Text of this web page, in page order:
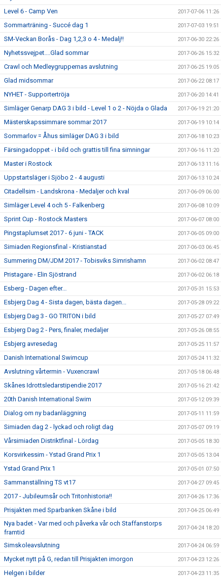
Level 6 - Camp Ven 2017-07-06 11:26
Sommarträning - Succé dag 1 2017-07-03 19:51
SM-Veckan Borås - Dag 1,2,3 o 4 - Medalj!! 2017-06-30 22:26
Nyhetssvejpet....Glad sommar 2017-06-26 15:32
Crawl och Medleygruppernas avslutning 2017-06-25 19:05
Glad midsommar 2017-06-22 08:17
NYHET - Supportertröja 2017-06-20 14:41
Simläger Genarp DAG 3 i bild - Level 1 o 2 - Nöjda o Glada 2017-06-19 21:20
Mästerskapssimmare sommar 2017 2017-06-19 10:14
Sommarlov = Åhus simläger DAG 3 i bild 2017-06-18 10:23
Färsingadoppet - i bild och grattis till fina simningar 2017-06-16 11:20
Master i Rostock 2017-06-13 11:16
Uppstartsläger i Sjöbo 2 - 4 augusti 2017-06-13 10:24
Citadellsim - Landskrona - Medaljer och kval 2017-06-09 06:00
Simläger Level 4 och 5 - Falkenberg 2017-06-08 10:09
Sprint Cup - Rostock Masters 2017-06-07 08:00
Pingstaplumset 2017 - 6 juni - TACK 2017-06-05 09:00
Simiaden Regionsfinal - Kristianstad 2017-06-03 06:45
Summering DM/JDM 2017 - Tobisviks Simrishamn 2017-06-02 08:47
Pristagare - Elin Sjöstrand 2017-06-02 06:18
Esberg - Dagen efter... 2017-05-31 15:53
Esbjerg Dag 4 - Sista dagen, bästa dagen... 2017-05-28 09:22
Esbjerg Dag 3 - GO TRITON i bild 2017-05-27 07:49
Esbjerg Dag 2 - Pers, finaler, medaljer 2017-05-26 08:55
Esbjerg avresedag 2017-05-25 11:57
Danish International Swimcup 2017-05-24 11:32
Avslutning vårtermin - Vuxencrawl 2017-05-18 06:48
Skånes Idrottsledarstipendie 2017 2017-05-16 21:42
20th Danish International Swim 2017-05-12 09:39
Dialog om ny badanläggning 2017-05-11 11:59
Simiaden dag 2 - lyckad och roligt dag 2017-05-07 09:19
Vårsimiaden Distriktfinal - Lördag 2017-05-05 18:30
Korsvirkessim - Ystad Grand Prix 1 2017-05-05 13:04
Ystad Grand Prix 1 2017-05-01 07:50
Sammanställning TS vt17 2017-04-27 09:45
2017 - Jubileumsår och Tritonhistoria!! 2017-04-26 17:36
Prisjakten med Sparbanken Skåne i bild 2017-04-25 06:49
Nya badet - Var med och påverka vår och Staffanstorps
framtid
2017-04-24 18:20
Simskoleavslutning 2017-04-24 06:59
Mycket nytt på G, redan till Prisjakten imorgon 2017-04-23 12:26
Helgen i bilder 2017-04-23 11:35